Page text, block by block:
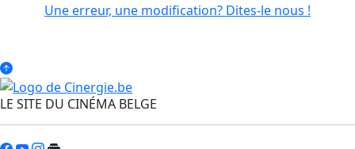
Une erreur, une modification? Dites-le nous !
LE SITE DU CINÉMA BELGE